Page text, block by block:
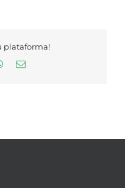
plataforma!
WhatsApp
Correo